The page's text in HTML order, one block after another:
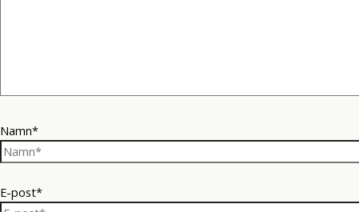
Namn*
E-post*